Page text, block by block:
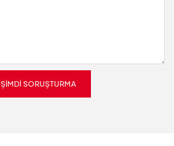
ŞIMDI SORUŞTURMA